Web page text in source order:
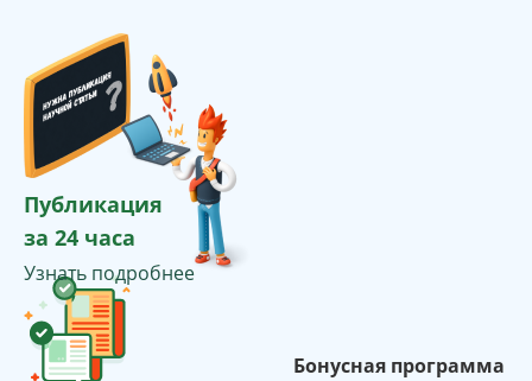
Публикация
за 24 часа
Узнать подробнее
Бонусная программа